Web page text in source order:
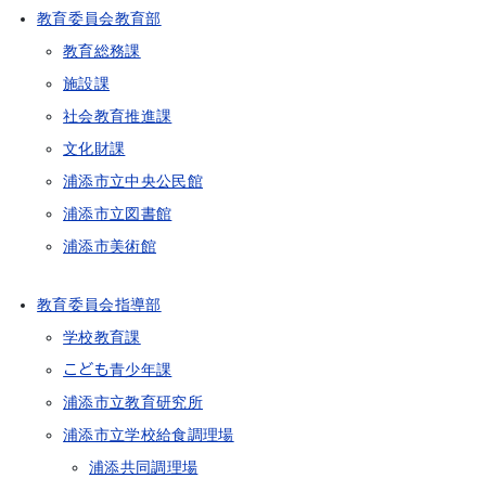
教育委員会教育部
教育総務課
施設課
社会教育推進課
文化財課
浦添市立中央公民館
浦添市立図書館
浦添市美術館
教育委員会指導部
学校教育課
こども青少年課
浦添市立教育研究所
浦添市立学校給食調理場
浦添共同調理場